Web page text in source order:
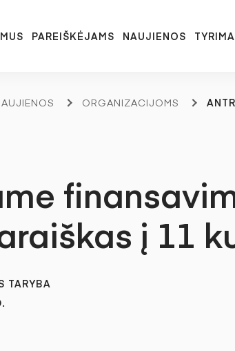
PAREIŠKĖJAMS NAUJIENOS
ORGANIZACIJOMS
į 11
TARYBA